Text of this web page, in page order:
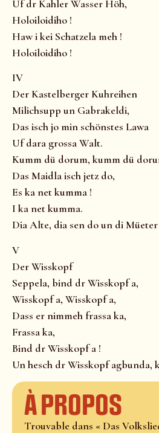
Uf dr Kahler Wasser Höh,
Holoiloidiho !
Haw i kei Schatzela meh !
Holoiloidiho !
IV
Der Kastelberger Kuhreihen
Milichsupp un Gabrakeldi,
Das isch jo min schönstes Lawa
Uf dara grossa Walt.
Kumm dü dorum, kumm dü
Das Maidla isch jetz do,
Es ka net kumma !
I ka net kumma.
Dia Alte, dia sen do un di
V
Der Wisskopf
Seppela, bind dr Wisskopf a,
Wisskopf a, Wisskopf a,
Dass er nimmeh frassa ka,
Frassa ka,
Bind dr Wisskopf a !
Un hesch dr Wisskopf agbunda,
À propos
Trouvable dans « Das